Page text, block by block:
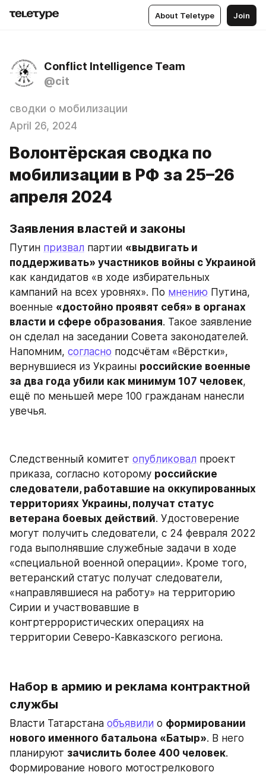
About Teletype Join
Conflict Intelligence Team
@cit
сводки о мобилизации
April 26, 2024
Волонтёрская сводка по
мобилизации в РФ за 25–26
апреля 2024
Заявления властей и законы
Путин призвал партии «выдвигать и
поддерживать» участников войны с Украиной
как кандидатов «в ходе избирательных
кампаний на всех уровнях». По мнению Путина,
военные «достойно проявят себя» в органах
власти и сфере образования. Такое заявление
он сделал на заседании Совета законодателей.
Напомним, согласно подсчётам «Вёрстки»,
вернувшиеся из Украины российские военные
за два года убили как минимум 107 человек,
ещё по меньшей мере 100 гражданам нанесли
увечья.
Следственный комитет опубликовал проект
приказа, согласно которому российские
следователи, работавшие на оккупированных
территориях Украины, получат статус
ветерана боевых действий. Удостоверение
могут получить следователи, с 24 февраля 2022
года выполнявшие служебные задачи в ходе
«специальной военной операции». Кроме того,
ветеранский статус получат следователи,
«направлявшиеся на работу» на территорию
Сирии и участвовавшие в
контртеррористических операциях на
территории Северо-Кавказского региона.
Набор в армию и реклама контрактной
службы
Власти Татарстана объявили о формировании
нового именного батальона «Батыр». В него
планируют зачислить более 400 человек.
Формирование нового мотострелкового